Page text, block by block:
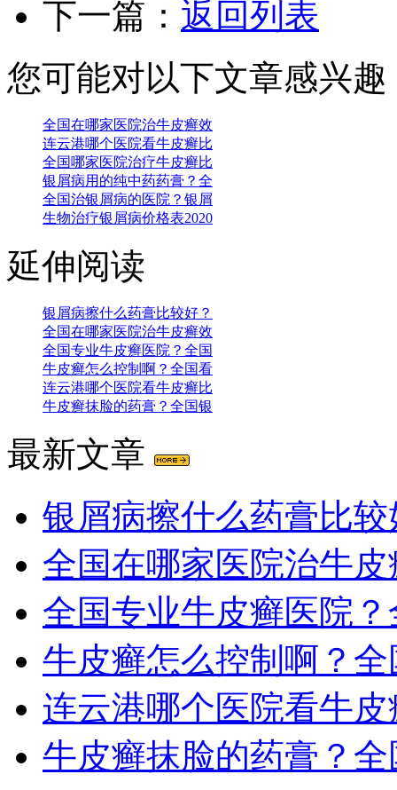
下一篇： 返回列表
您可能对以下文章感兴趣
全国在哪家医院治牛皮癣效
连云港哪个医院看牛皮癣比
全国哪家医院治疗牛皮癣比
银屑病用的纯中药药膏？全
全国治银屑病的医院？银屑
生物治疗银屑病价格表2020
延伸阅读
银屑病擦什么药膏比较好？
全国在哪家医院治牛皮癣效
全国专业牛皮癣医院？全国
牛皮癣怎么控制啊？全国看
连云港哪个医院看牛皮癣比
牛皮癣抹脸的药膏？全国银
最新文章
银屑病擦什么药膏比
全国在哪家医院治牛
全国专业牛皮癣医院
牛皮癣怎么控制啊？
连云港哪个医院看牛
牛皮癣抹脸的药膏？